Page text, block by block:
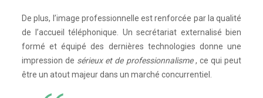
De plus, l’image professionnelle est renforcée par la qualité
de l’accueil téléphonique. Un secrétariat externalisé bien
formé et équipé des dernières technologies donne une
impression de sérieux et de professionnalisme, ce qui peut
être un atout majeur dans un marché concurrentiel.